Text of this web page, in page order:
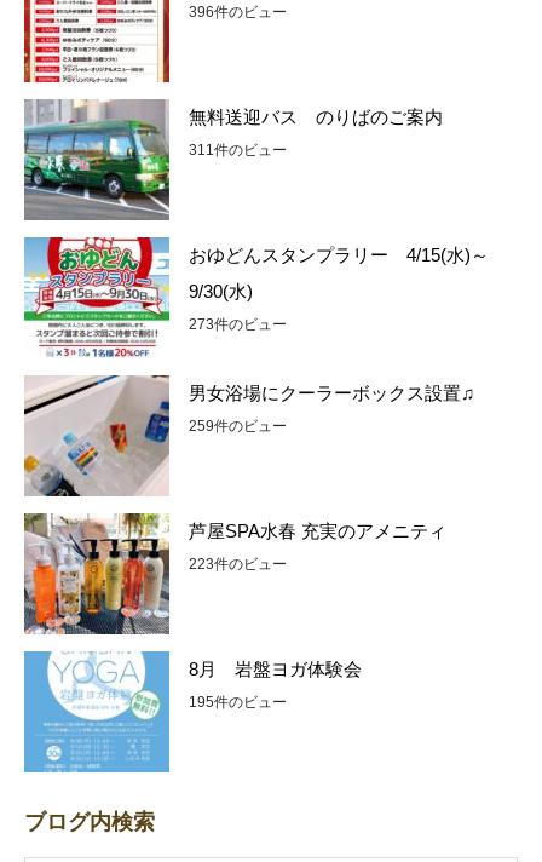
396件のビュー
無料送迎バス のりばのご案内
311件のビュー
おゆどんスタンプラリー 4/15(水)～
9/30(水)
273件のビュー
男女浴場にクーラーボックス設置♫
259件のビュー
芦屋SPA水春 充実のアメニティ
223件のビュー
8月 岩盤ヨガ体験会
195件のビュー
ブログ内検索